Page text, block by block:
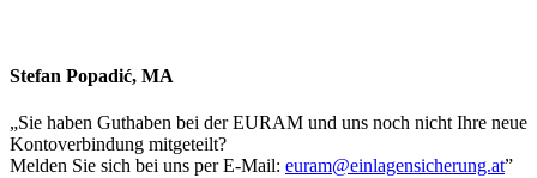
Stefan Popadić, MA
„Sie haben Guthaben bei der EURAM und uns noch nicht Ihre neue
Kontoverbindung mitgeteilt?
Melden Sie sich bei uns per E-Mail: euram@einlagensicherung.at”